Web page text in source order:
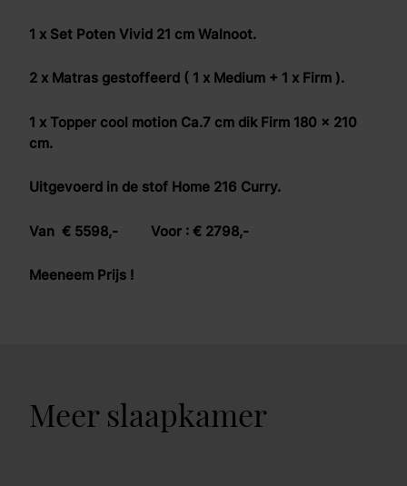
1 x Set Poten Vivid 21 cm Walnoot.
2 x Matras gestoffeerd ( 1 x Medium + 1 x Firm ).
1 x Topper cool motion Ca.7 cm dik Firm 180 x 210
cm.
Uitgevoerd in de stof Home 216 Curry.
Van € 5598,- Voor : € 2798,-
Meeneem Prijs !
Meer slaapkamer